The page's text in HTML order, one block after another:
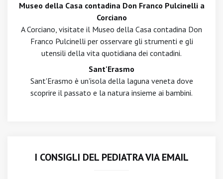
Museo della Casa contadina Don Franco Pulcinelli a
Corciano
A Corciano, visitate il Museo della Casa contadina Don
Franco Pulcinelli per osservare gli strumenti e gli
utensili della vita quotidiana dei contadini.
Sant'Erasmo
Sant'Erasmo è un'isola della laguna veneta dove
scoprire il passato e la natura insieme ai bambini.
I CONSIGLI DEL PEDIATRA VIA EMAIL